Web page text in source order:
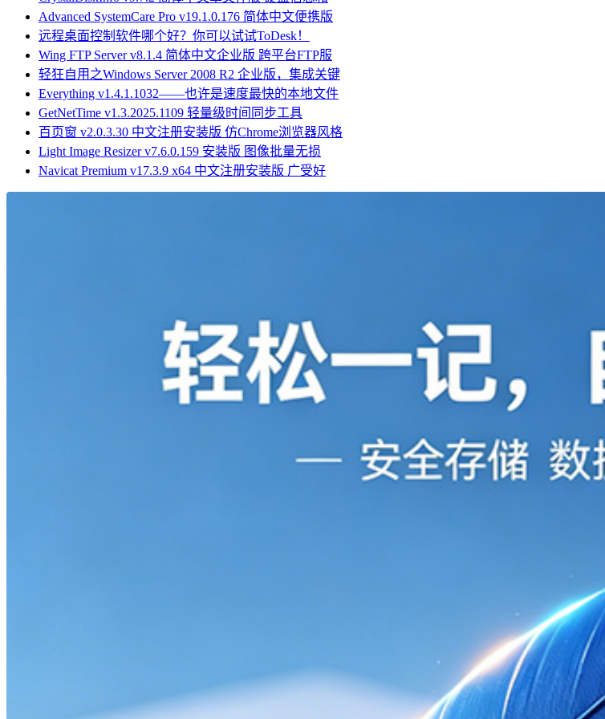
Advanced SystemCare Pro v19.1.0.176 简体中文便携版
远程桌面控制软件哪个好？你可以试试ToDesk！
Wing FTP Server v8.1.4 简体中文企业版 跨平台FTP服
轻狂自用之Windows Server 2008 R2 企业版，集成关键
Everything v1.4.1.1032——也许是速度最快的本地文件
GetNetTime v1.3.2025.1109 轻量级时间同步工具
百页窗 v2.0.3.30 中文注册安装版 仿Chrome浏览器风格
Light Image Resizer v7.6.0.159 安装版 图像批量无损
Navicat Premium v17.3.9 x64 中文注册安装版 广受好